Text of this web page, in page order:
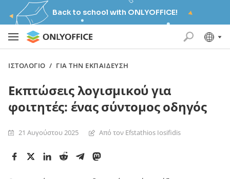
Back to school with ONLYOFFICE!
ΙΣΤΟΛΌΓΙΟ / ΓΙΑ ΤΗΝ ΕΚΠΑΊΔΕΥΣΗ
Εκπτώσεις λογισμικού για
φοιτητές: ένας σύντομος οδηγός
21 Αυγούστου 2025 Από τον Efstathios Iosifidis